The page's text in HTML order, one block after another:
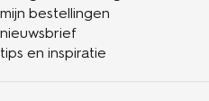
mijn bestellingen
nieuwsbrief
tips en inspiratie